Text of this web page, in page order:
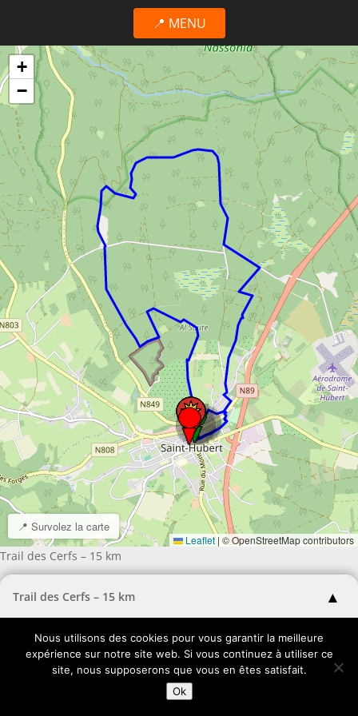
📍 MENU
+
−
📍 Survolez la carte
Leaflet | © OpenStreetMap contributors
Trail des Cerfs – 15 km ▲
Chaque épingle correspond à un spectacle fixe.
Pour joindre une photo à l'album du spectacle: rends-toi sur
place et trouve le QR Code.
Scanne-le pour participer.
➡️ Plus d'infos via les épingles ou le menu.
Trail des Cerfs – 15 km
Nous utilisons des cookies pour vous garantir la meilleure
expérience sur notre site web. Si vous continuez à utiliser ce
site, nous supposerons que vous en êtes satisfait.
Ok